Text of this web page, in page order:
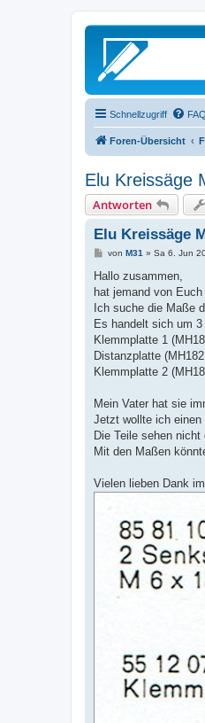
Schnellzugriff FAQ
Foren-Übersicht
Elu Kreissäge
Antworten
Elu Kreissäge
B
i
r
a
von M31 » Sa 6. Jun
Hallo zusammen,
hat jemand von
Ich suche die Maße
Es handelt sich um 3
Klemmplatte 1
Distanzplatte
Klemmplatte 2
Mein Vater hat sie
Jetzt wollte ich
Die Teile sehen nicht
Mit den Maßen
Vielen lieben Dank im